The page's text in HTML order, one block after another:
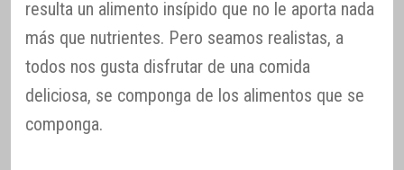
resulta un alimento insípido que no le aporta nada
más que nutrientes. Pero seamos realistas, a
todos nos gusta disfrutar de una comida
deliciosa, se componga de los alimentos que se
componga.